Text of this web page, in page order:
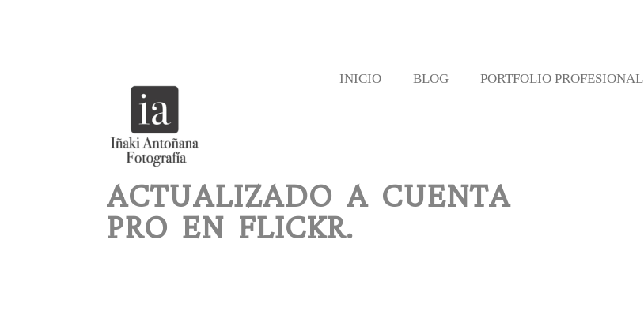
INICIO BLOG PORTFOLIO PROFESIONAL
ACTUALIZADO A CUENTA
PRO EN FLICKR.